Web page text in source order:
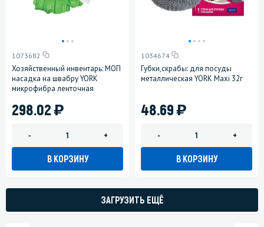
1073682
Хозяйственный инвентарь: МОП
насадка на швабру YORK
микрофибра ленточная
298.02)
- +
В КОРЗИНУ
1034674
Губки,скрабы: для посуды
металлическая YORK Maxi 32г
48.69)
- +
В КОРЗИНУ
ЗАГРУЗИТЬ ЕЩЁ